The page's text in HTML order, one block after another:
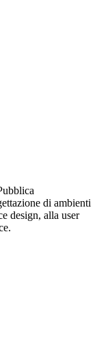
di ambienti
design, alla user